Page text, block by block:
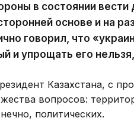
в состоянии
основе и на
говорил, что
и упрощать его
Казахстана, с
вопросов:
политических.